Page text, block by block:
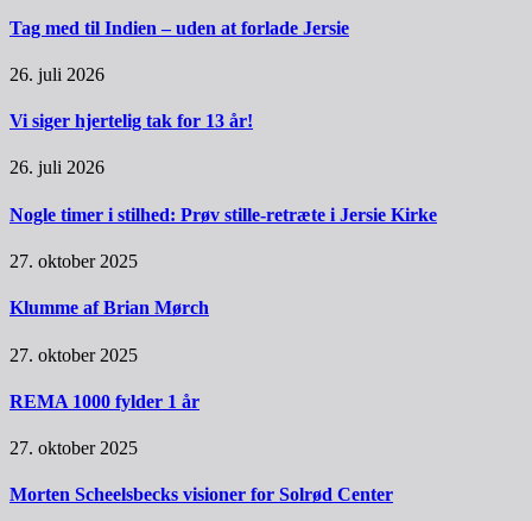
Tag med til Indien – uden at forlade Jersie
26. juli 2026
Vi siger hjertelig tak for 13 år!
26. juli 2026
Nogle timer i stilhed: Prøv stille-retræte i Jersie Kirke
27. oktober 2025
Klumme af Brian Mørch
27. oktober 2025
REMA 1000 fylder 1 år
27. oktober 2025
Morten Scheelsbecks visioner for Solrød Center